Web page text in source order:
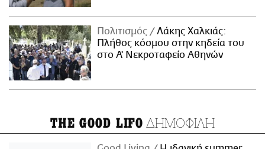
Πολιτισμός
Λάκης Χαλκιάς:
Πλήθος κόσμου στην κηδεία του
στο Α' Νεκροταφείο Αθηνών
THE GOOD LIFO ΔΗΜΟΦΙΛΗ